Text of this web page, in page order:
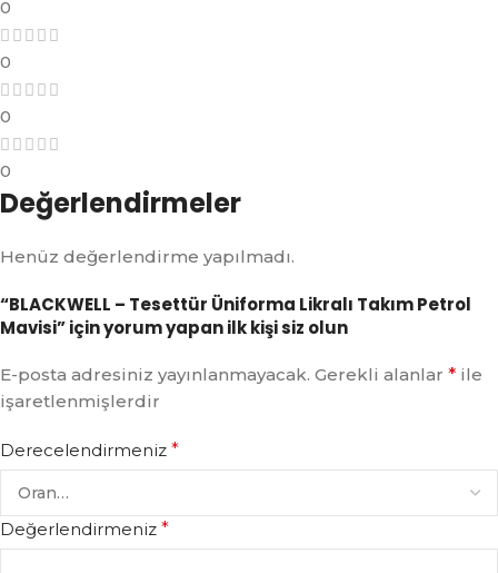
0
0
0
0
Değerlendirmeler
Henüz değerlendirme yapılmadı.
“BLACKWELL – Tesettür Üniforma Likralı Takım Petrol
Mavisi” için yorum yapan ilk kişi siz olun
E-posta adresiniz yayınlanmayacak. Gerekli alanlar * ile
işaretlenmişlerdir
Derecelendirmeniz *
Değerlendirmeniz *